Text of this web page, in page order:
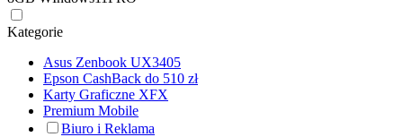
Kategorie
Asus Zenbook UX3405
Epson CashBack do 510 zł
Karty Graficzne XFX
Premium Mobile
Biuro i Reklama